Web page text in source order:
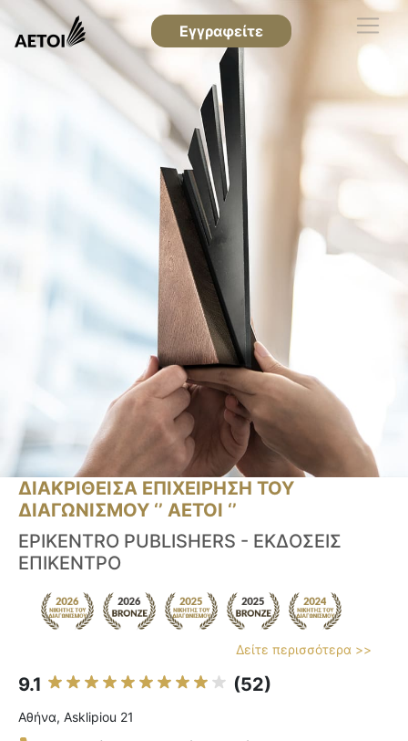
Εγγραφείτε
ΔΙΑΚΡΙΘΕΙΣΑ ΕΠΙΧΕΙΡΗΣΗ ΤΟΥ
ΔΙΑΓΩΝΙΣΜΟΥ ‘’ ΑΕΤΟΙ ‘’
EPIKENTRO PUBLISHERS - ΕΚΔΟΣΕΙΣ
ΕΠΙΚΕΝΤΡΟ
Δείτε περισσότερα >>
9.1 (52)
Αθήνα, Asklipiou 21